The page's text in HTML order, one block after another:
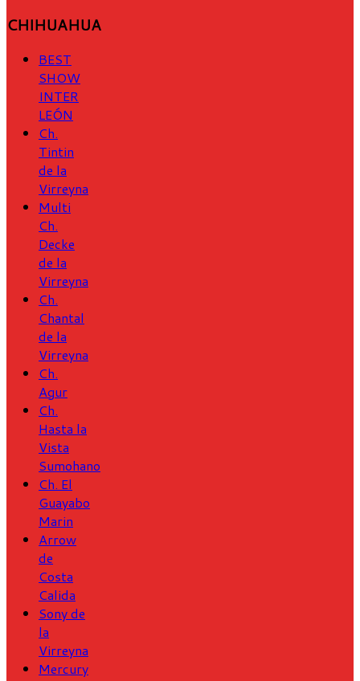
CHIHUAHUA
BEST
SHOW
INTER
LEÓN
Ch.
Tintin
de la
Virreyna
Multi
Ch.
Decke
de la
Virreyna
Ch.
Chantal
de la
Virreyna
Ch.
Agur
Ch.
Hasta la
Vista
Sumohano
Ch. El
Guayabo
Marin
Arrow
de
Costa
Calida
Sony de
la
Virreyna
Mercury